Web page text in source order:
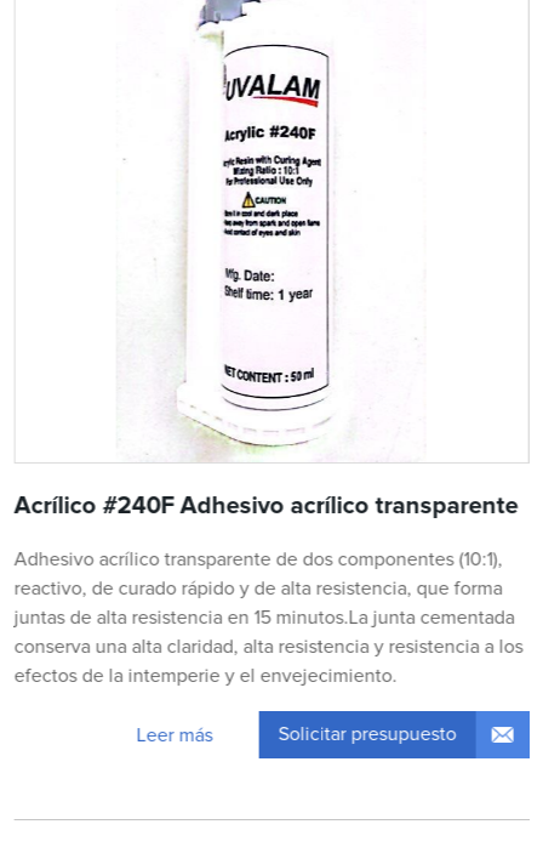
Acrílico #240F Adhesivo acrílico transparente
Adhesivo acrílico transparente de dos componentes (10:1),
reactivo, de curado rápido y de alta resistencia, que forma
juntas de alta resistencia en 15 minutos.La junta cementada
conserva una alta claridad, alta resistencia y resistencia a los
efectos de la intemperie y el envejecimiento.
Leer más Solicitar presupuesto